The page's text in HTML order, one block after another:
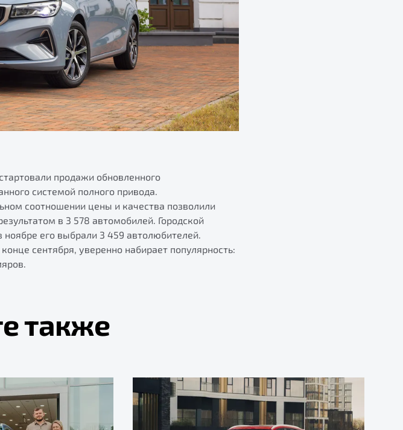
продажи обновленного
системой полного привода.
соотношении цены и качества позволили
в 3 578 автомобилей. Городской
ноябре его выбрали 3 459 автолюбителей.
сентября, уверенно набирает популярность:
также